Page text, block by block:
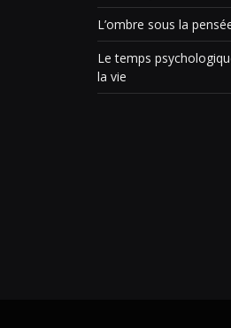
L’ombre sous la
Le temps
la vie